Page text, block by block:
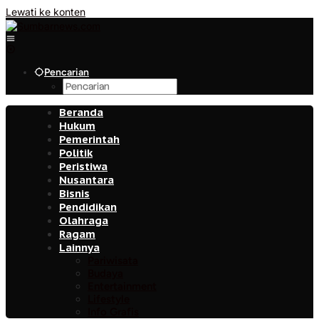
Lewati ke konten
Pencarian
Beranda
Hukum
Pemerintah
Politik
Peristiwa
Nusantara
Bisnis
Pendidikan
Olahraga
Ragam
Lainnya